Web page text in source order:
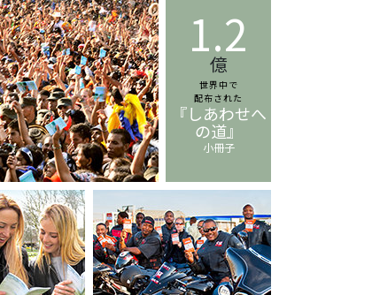
1.2
億
世界中で
配布された
『しあわせへ
の道』
小冊子